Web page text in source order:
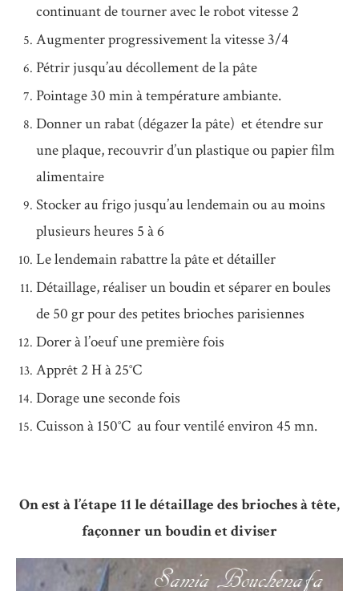
continuant de tourner avec le robot vitesse 2
Augmenter progressivement la vitesse 3/4
Pétrir jusqu’au décollement de la pâte
Pointage 30 min à température ambiante.
Donner un rabat (dégazer la pâte) et étendre sur
une plaque, recouvrir d’un plastique ou papier film
alimentaire
Stocker au frigo jusqu’au lendemain ou au moins
plusieurs heures 5 à 6
Le lendemain rabattre la pâte et détailler
Détaillage, réaliser un boudin et séparer en boules
de 50 gr pour des petites brioches parisiennes
Dorer à l’oeuf une première fois
Apprêt 2 H à 25°C
Dorage une seconde fois
Cuisson à 150°C au four ventilé environ 45 mn.
On est à l’étape 11 le détaillage des brioches à tête,
façonner un boudin et diviser